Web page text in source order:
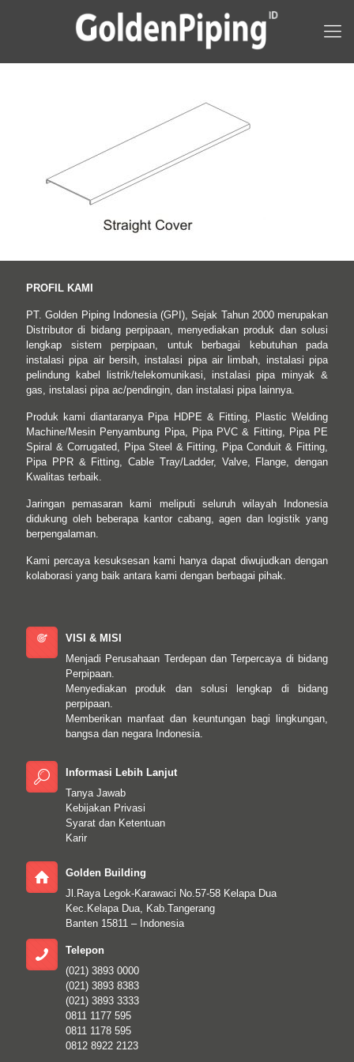
PROFIL KAMI
PT. Golden Piping Indonesia (GPI), Sejak Tahun 2000 merupakan
Distributor di bidang perpipaan, menyediakan produk dan solusi
lengkap sistem perpipaan, untuk berbagai kebutuhan pada
instalasi pipa air bersih, instalasi pipa air limbah, instalasi pipa
pelindung kabel listrik/telekomunikasi, instalasi pipa minyak &
gas, instalasi pipa ac/pendingin, dan instalasi pipa lainnya.
Produk kami diantaranya Pipa HDPE & Fitting, Plastic Welding
Machine/Mesin Penyambung Pipa, Pipa PVC & Fitting, Pipa PE
Spiral & Corrugated, Pipa Steel & Fitting, Pipa Conduit & Fitting,
Pipa PPR & Fitting, Cable Tray/Ladder, Valve, Flange, dengan
Kwalitas terbaik.
Jaringan pemasaran kami meliputi seluruh wilayah Indonesia
didukung oleh beberapa kantor cabang, agen dan logistik yang
berpengalaman.
Kami percaya kesuksesan kami hanya dapat diwujudkan dengan
kolaborasi yang baik antara kami dengan berbagai pihak.
VISI & MISI
Menjadi Perusahaan Terdepan dan Terpercaya di bidang
Perpipaan.
Menyediakan produk dan solusi lengkap di bidang
perpipaan.
Memberikan manfaat dan keuntungan bagi lingkungan,
bangsa dan negara Indonesia.
Informasi Lebih Lanjut
Tanya Jawab
Kebijakan Privasi
Syarat dan Ketentuan
Karir
Golden Building
Jl.Raya Legok-Karawaci No.57-58 Kelapa Dua
Kec.Kelapa Dua, Kab.Tangerang
Banten 15811 – Indonesia
Telepon
(021) 3893 0000
(021) 3893 8383
(021) 3893 3333
0811 1177 595
0811 1178 595
0812 8922 2123